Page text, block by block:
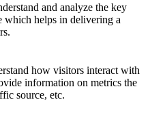
and analyze the key
which helps in delivering a
how visitors interact with
information on metrics the
source, etc.